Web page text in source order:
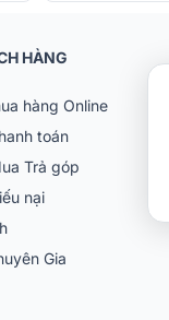
HÀNG
hàng Online
toán
Trả góp
nại
Gia